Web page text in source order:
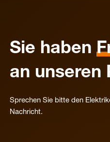
Sie haben
an unseren
Sprechen Sie bitte den
Nachricht.